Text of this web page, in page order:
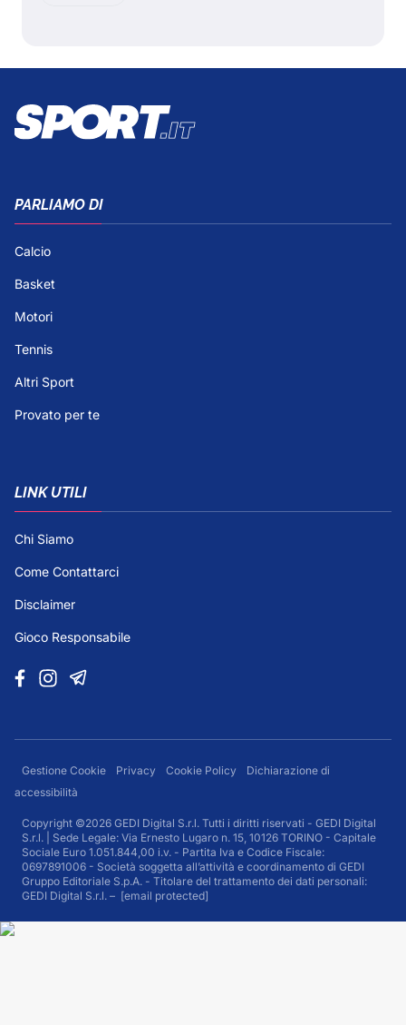
PARLIAMO DI
Calcio
Basket
Motori
Tennis
Altri Sport
Provato per te
LINK UTILI
Chi Siamo
Come Contattarci
Disclaimer
Gioco Responsabile
Gestione Cookie Privacy Cookie Policy
Dichiarazione di
accessibilità
Copyright ©2026 GEDI Digital S.r.l. Tutti i diritti riservati - GEDI Digital
S.r.l. | Sede Legale: Via Ernesto Lugaro n. 15, 10126 TORINO - Capitale
Sociale Euro 1.051.844,00 i.v. - Partita Iva e Codice Fiscale:
0697891006 - Società soggetta all’attività e coordinamento di GEDI
Gruppo Editoriale S.p.A. - Titolare del trattamento dei dati personali:
GEDI Digital S.r.l. – [email protected]